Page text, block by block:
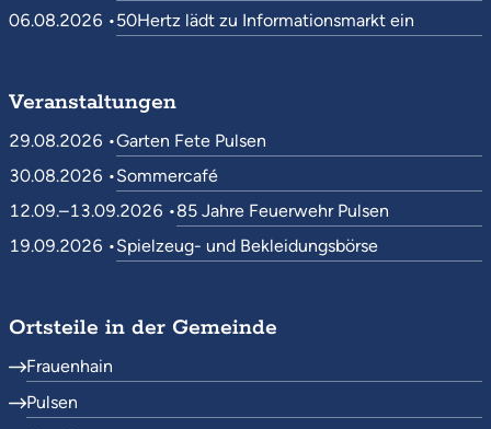
06.08.2026 •50Hertz lädt zu Informationsmarkt ein
Veranstaltungen
29.08.2026 •Garten Fete Pulsen
30.08.2026 •Sommercafé
12.09.–13.09.2026 •85 Jahre Feuerwehr Pulsen
19.09.2026 •Spielzeug- und Bekleidungsbörse
Ortsteile in der Gemeinde
Frauenhain
Pulsen